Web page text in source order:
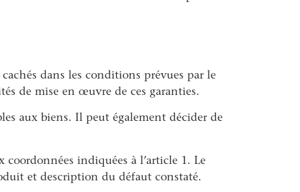
dans les conditions prévues par le
de mise en œuvre de ces garanties.
aux biens. Il peut également décider de
coordonnées indiquées à l’article 1. Le
et description du défaut constaté.